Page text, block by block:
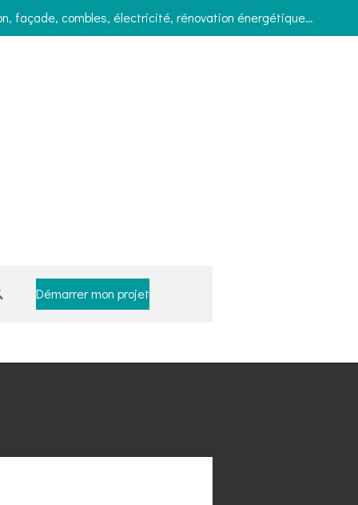
façade, combles, électricité, rénovation énergétique…
Démarrer mon projet